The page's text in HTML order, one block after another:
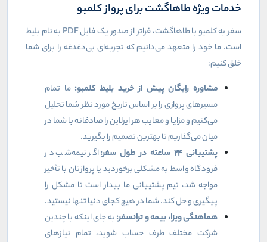
خدمات ویژه طاهاگشت برای پرواز کلمبو
سفر به کلمبو با طاهاگشت، فراتر از صدور یک فایلPDF به نام بلیط
است. ما خود را متعهد می‌دانیم که تجربه‌ای بی‌دغدغه را برای شما
خلق کنیم:
مشاوره رایگان پیش از خرید بلیط کلمبو: ما تمام
مسیرهای پروازی را بر اساس تاریخ مورد نظر شما تحلیل
می‌کنیم و مزایا و معایب هر ایرلاین را صادقانه با شما در
میان می‌گذاریم تا بهترین تصمیم را بگیرید.
پشتیبانی ۲۴ ساعته در طول سفر:اگر نیمه‌شب در
فرودگاه واسط به مشکلی برخوردید یا پروازتان با تأخیر
مواجه شد، تیم پشتیبانی ما بیدار است تا مشکل را
پیگیری و حل کند. شما در هیچ کجای دنیا تنها نیستید.
هماهنگی ویزا، بیمه و ترانسفر:به جای اینکه با چندین
شرکت مختلف طرف حساب شوید، تمام نیازهای